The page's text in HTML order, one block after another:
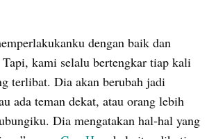
dengan baik dan
kami selalu bertengkar tiap kali
terlibat. Dia akan berubah jadi
ada teman dekat, atau orang lebih
Dia mengatakan hal-hal yang